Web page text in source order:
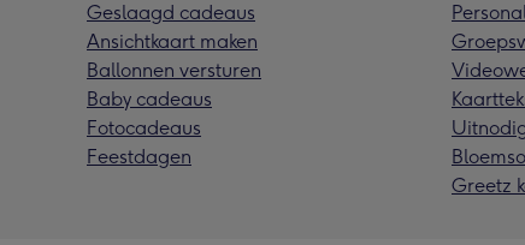
Geslaagd cadeaus
Ansichtkaart maken
Ballonnen versturen
Baby cadeaus
Fotocadeaus
Feestdagen
Greetz